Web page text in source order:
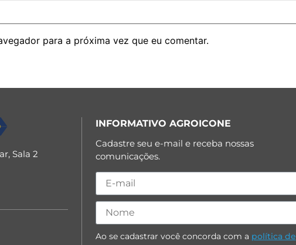
para a próxima vez que eu comentar.
Sala 2
INFORMATIVO AGROICONE
Cadastre seu e-mail e receba nossas
comunicações.
Ao se cadastrar você concorda com a política de